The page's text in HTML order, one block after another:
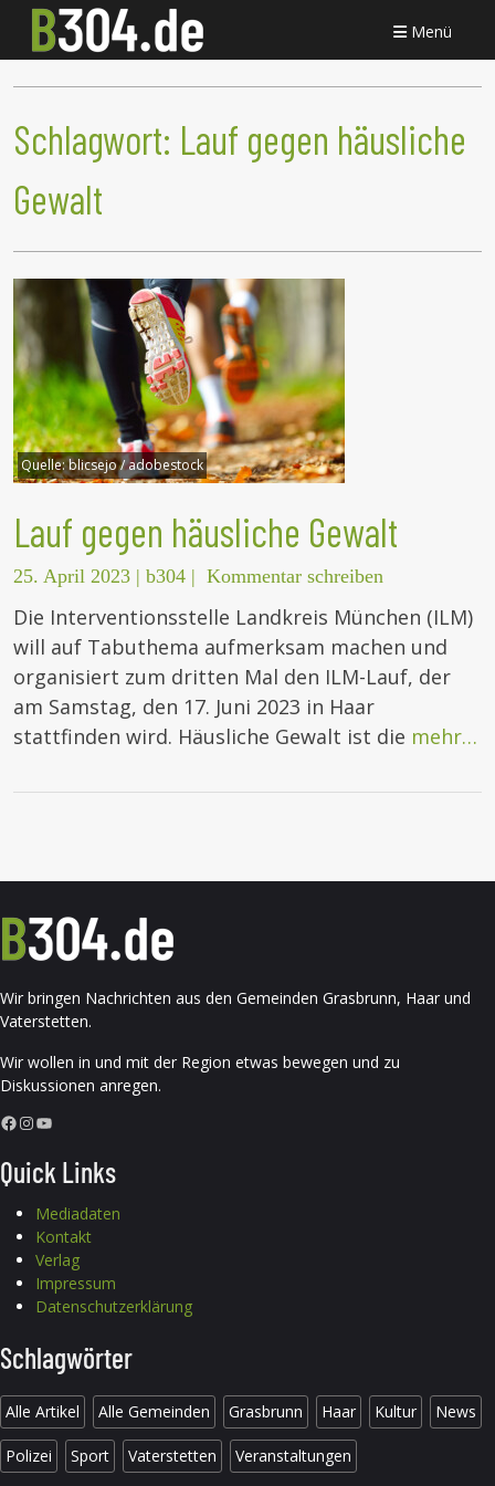
Menü
Schlagwort: Lauf gegen häusliche
Gewalt
Quelle:blicsejo / adobestock
Lauf gegen häusliche Gewalt
25. April 2023 | b304 | Kommentar schreiben
Die Interventionsstelle Landkreis München (ILM)
will auf Tabuthema aufmerksam machen und
organisiert zum dritten Mal den ILM-Lauf, der
am Samstag, den 17. Juni 2023 in Haar
stattfinden wird. Häusliche Gewalt ist die mehr…
Wir bringen Nachrichten aus den Gemeinden Grasbrunn, Haar und
Vaterstetten.
Wir wollen in und mit der Region etwas bewegen und zu
Diskussionen anregen.
Facebook InstagramYouTube
Quick Links
Mediadaten
Kontakt
Verlag
Impressum
Datenschutzerklärung
Schlagwörter
Alle Artikel Alle Gemeinden Grasbrunn Haar Kultur News
Polizei Sport Vaterstetten Veranstaltungen